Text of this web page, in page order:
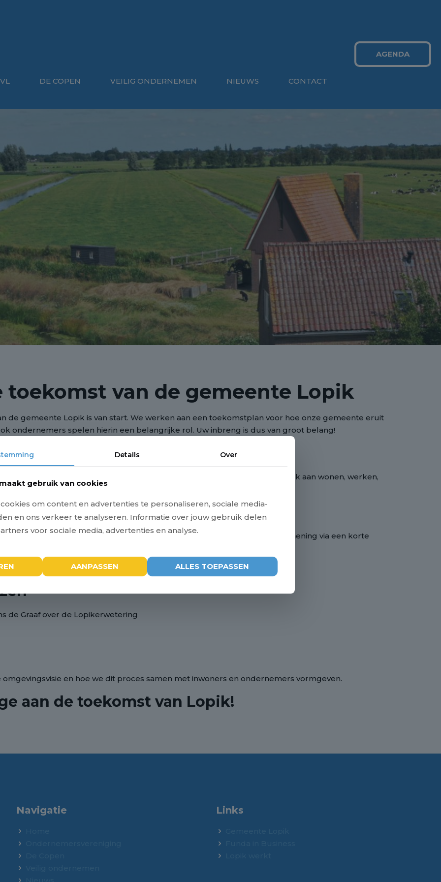
DE COPEN VEILIG ONDERNEMEN NIEUWS CONTACT
AGENDA
toekomst van de gemeente Lopik
de gemeente Lopik is van start. We werken aan een toekomstplan voor hoe onze gemeente eruit
ondernemers spelen hierin een belangrijke rol. Uw inbreng is dus van groot belang!
verschillende thema’s samenkomen die gaan over onze leefomgeving. Denk aan wonen, werken,
waarin we in Lopik leven, en die we samen vormgeven.
is voor de toekomst van uw omgeving. We horen dan ook graag uw mening via een korte
QR-code in de uitnodiging die u van ons heeft ontvangen.
de Graaf over de Lopikerwetering
en hoe we dit proces samen met inwoners en ondernemers vormgeven.
aan de toekomst van Lopik!
Navigatie Links
Details Over
gebruik van cookies
om content en advertenties te personaliseren, sociale media-
en ons verkeer te analyseren. Informatie over jouw gebruik delen
voor sociale media, advertenties en analyse.
AANPASSEN ALLES TOEPASSEN